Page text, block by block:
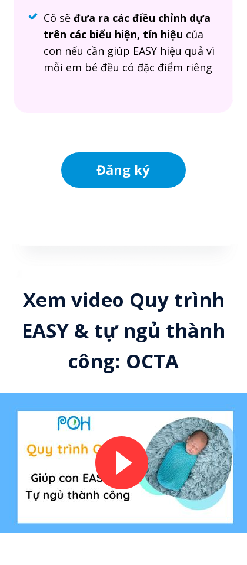
Đăng ký
Cô sẽđưa ra các điều chỉnh dựa
trên các biểu hiện, tín hiệu của
con nếu cần giúp EASY hiệu quả vì
mỗi em bé đều có đặc điểm riêng
Xem video Quy trình
EASY & tự ngủ thành
công: OCTA